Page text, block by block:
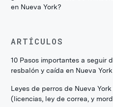
en Nueva York?
ARTÍCULOS
10 Pasos importantes a seguir
resbalón y caída en Nueva York
Leyes de perros de Nueva
(licencias, ley de correa, y